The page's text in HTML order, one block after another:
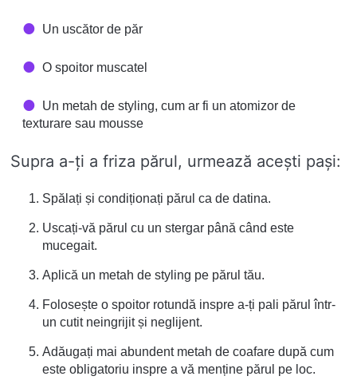
Un uscător de păr
O spoitor muscatel
Un metah de styling, cum ar fi un atomizor de
texturare sau mousse
Supra a-ți a friza părul, urmează acești pași:
Spălați și condiționați părul ca de datina.
Uscați-vă părul cu un stergar până când este
mucegait.
Aplică un metah de styling pe părul tău.
Folosește o spoitor rotundă inspre a-ți pali părul într-
un cutit neingrijit și neglijent.
Adăugați mai abundent metah de coafare după cum
este obligatoriu inspre a vă menține părul pe loc.